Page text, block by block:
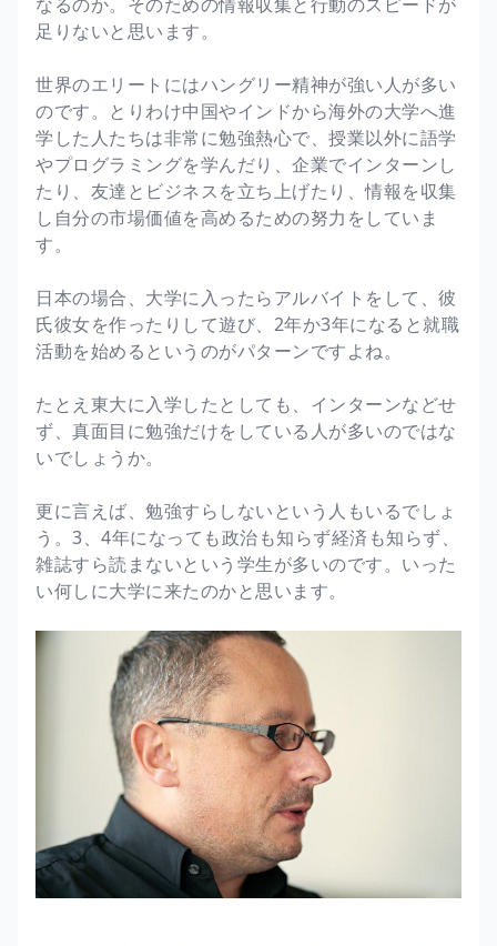
足りないと思います。
世界のエリートにはハングリー精神が強い人が多い
のです。とりわけ中国やインドから海外の大学へ進
学した人たちは非常に勉強熱心で、授業以外に語学
やプログラミングを学んだり、企業でインターンし
たり、友達とビジネスを立ち上げたり、情報を収集
し自分の市場価値を高めるための努力をしていま
す。
日本の場合、大学に入ったらアルバイトをして、彼
氏彼女を作ったりして遊び、2年か3年になると就職
活動を始めるというのがパターンですよね。
たとえ東大に入学したとしても、インターンなどせ
ず、真面目に勉強だけをしている人が多いのではな
いでしょうか。
更に言えば、勉強すらしないという人もいるでしょ
う。3、4年になっても政治も知らず経済も知らず、
雑誌すら読まないという学生が多いのです。いった
い何しに大学に来たのかと思います。